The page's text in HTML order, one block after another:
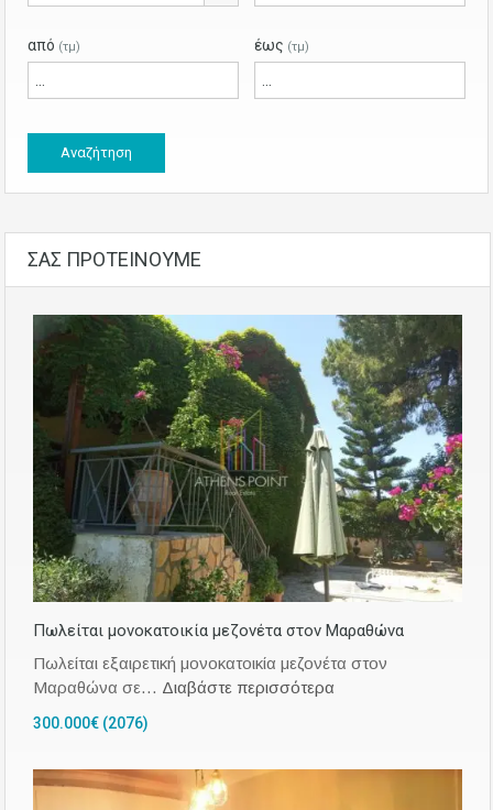
από (τμ) έως (τμ)
ΣΑΣ ΠΡΟΤΕΙΝΟΥΜΕ
Πωλείται μονοκατοικία μεζονέτα στον Μαραθώνα
Πωλείται εξαιρετική μονοκατοικία μεζονέτα στον
Μαραθώνα σε… Διαβάστε περισσότερα
300.000€ (2076)